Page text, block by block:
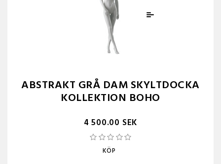
ABSTRAKT GRÅ DAM SKYLTDOCKA
KOLLEKTION BOHO
4 500.00 SEK
KÖP